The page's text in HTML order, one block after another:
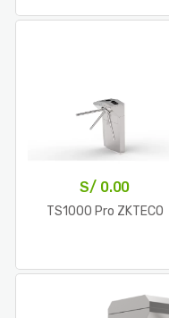
S/ 0.00
TS1000 Pro ZKTECO